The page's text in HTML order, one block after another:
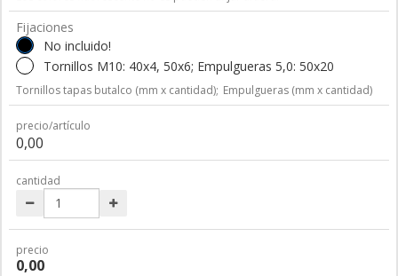
Fijaciones
No incluido!
Tornillos M10: 40x4, 50x6; Empulgueras 5,0: 50x20
Tornillos tapas butalco (mm x cantidad); Empulgueras (mm x cantidad)
precio/artículo
0,00
cantidad
precio
0,00